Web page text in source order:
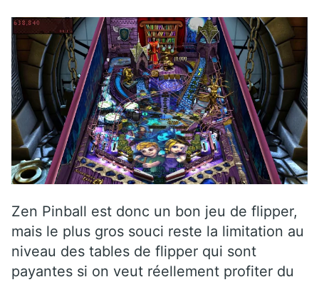
Zen Pinball est donc un bon jeu de flipper,
mais le plus gros souci reste la limitation au
niveau des tables de flipper qui sont
payantes si on veut réellement profiter du